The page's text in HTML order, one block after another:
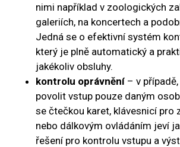
nimi například v zoologických
galeriích, na koncertech a
Jedná se o efektivní systém
který je plně automatický a
jakékoliv obsluhy.
kontrolu oprávnění – v
povolit vstup pouze daným
se čtečkou karet, klávesnicí pro
nebo dálkovým ovládáním jeví
řešení pro kontrolu vstupu a